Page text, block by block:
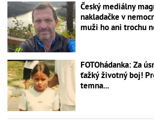
Český mediálny
nakladačke v
muži ho ani trochu
FOTOhádanka: Za
ťažký životný boj!
temna...